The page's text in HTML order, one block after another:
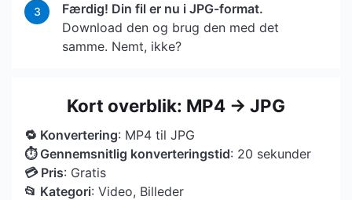
3
Færdig! Din fil er nu i JPG-format.
Download den og brug den med det
samme. Nemt, ikke?
Kort overblik: MP4 → JPG
🔁 Konvertering: MP4 til JPG
⏱ Gennemsnitlig konverteringstid: 20 sekunder
💳 Pris: Gratis
📂 Kategori: Video, Billeder